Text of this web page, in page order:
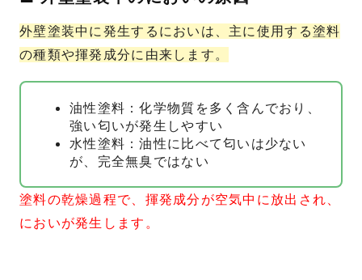
外壁塗装中に発生するにおいは、主に使用する塗料
の種類や揮発成分に由来します。
油性塗料：化学物質を多く含んでおり、
強い匂いが発生しやすい
水性塗料：油性に比べて匂いは少ない
が、完全無臭ではない
塗料の乾燥過程で、揮発成分が空気中に放出され、
においが発生します。